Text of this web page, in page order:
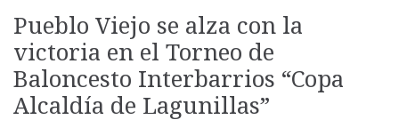
Pueblo Viejo se alza con la
victoria en el Torneo de
Baloncesto Interbarrios “Copa
Alcaldía de Lagunillas”